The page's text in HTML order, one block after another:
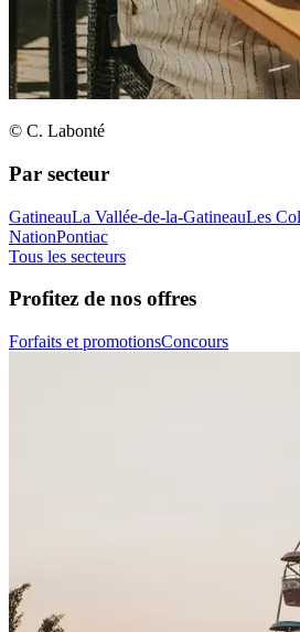
© C. Labonté
Par secteur
GatineauLa Vallée-de-la-GatineauLes
NationPontiac
Tous les secteurs
Profitez de nos offres
Forfaits et promotionsConcours